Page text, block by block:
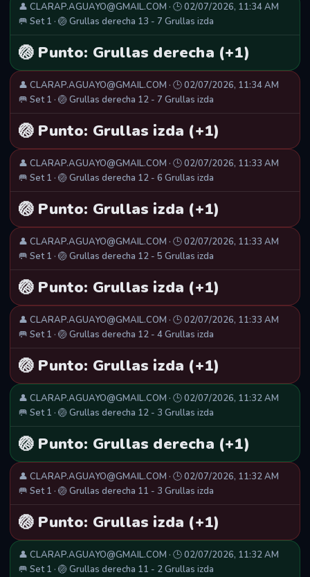
👤 CLARAP.AGUAYO@GMAIL.COM · 🕒 02/07/2026, 11:34 AM
🥅 Set 1 · 🏐 Grullas derecha 13 - 7 Grullas izda
🏐 Punto: Grullas derecha (+1)
👤 CLARAP.AGUAYO@GMAIL.COM · 🕒 02/07/2026, 11:34 AM
🥅 Set 1 · 🏐 Grullas derecha 12 - 7 Grullas izda
🏐 Punto: Grullas izda (+1)
👤 CLARAP.AGUAYO@GMAIL.COM · 🕒 02/07/2026, 11:33 AM
🥅 Set 1 · 🏐 Grullas derecha 12 - 6 Grullas izda
🏐 Punto: Grullas izda (+1)
👤 CLARAP.AGUAYO@GMAIL.COM · 🕒 02/07/2026, 11:33 AM
🥅 Set 1 · 🏐 Grullas derecha 12 - 5 Grullas izda
🏐 Punto: Grullas izda (+1)
👤 CLARAP.AGUAYO@GMAIL.COM · 🕒 02/07/2026, 11:33 AM
🥅 Set 1 · 🏐 Grullas derecha 12 - 4 Grullas izda
🏐 Punto: Grullas izda (+1)
👤 CLARAP.AGUAYO@GMAIL.COM · 🕒 02/07/2026, 11:32 AM
🥅 Set 1 · 🏐 Grullas derecha 12 - 3 Grullas izda
🏐 Punto: Grullas derecha (+1)
👤 CLARAP.AGUAYO@GMAIL.COM · 🕒 02/07/2026, 11:32 AM
🥅 Set 1 · 🏐 Grullas derecha 11 - 3 Grullas izda
🏐 Punto: Grullas izda (+1)
👤 CLARAP.AGUAYO@GMAIL.COM · 🕒 02/07/2026, 11:32 AM
🥅 Set 1 · 🏐 Grullas derecha 11 - 2 Grullas izda